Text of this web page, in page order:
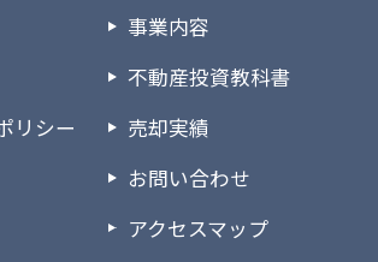
リシー
事業内容
不動産投資教科書
売却実績
お問い合わせ
アクセスマップ